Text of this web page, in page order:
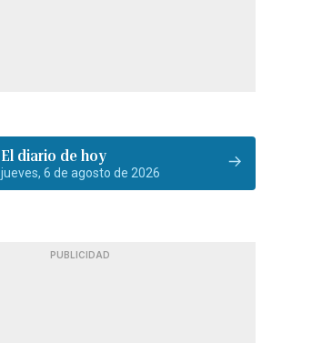
El diario de hoy
jueves, 6 de agosto de 2026
PUBLICIDAD